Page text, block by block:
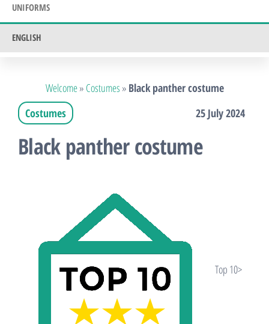
UNIFORMS
ENGLISH
Welcome» Costumes » Black panther costume
Costumes
25 July 2024
Black panther costume
Top 10>